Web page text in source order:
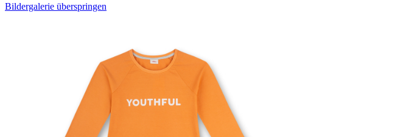
Bildergalerie überspringen